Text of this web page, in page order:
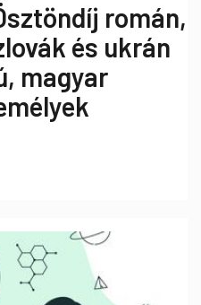
román,
és ukrán
magyar